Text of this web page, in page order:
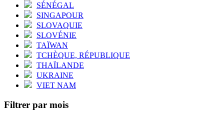
SÉNÉGAL
SINGAPOUR
SLOVAQUIE
SLOVÉNIE
TAÏWAN
TCHÈQUE, RÉPUBLIQUE
THAÏLANDE
UKRAINE
VIET NAM
Filtrer par mois